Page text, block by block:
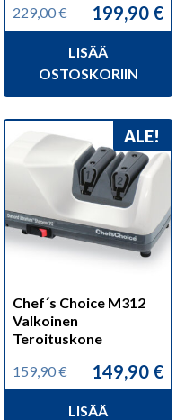
229,00€
Alkuperäinen
hinta
229,00 €.
199,90 €
Nykyinen
hinta
199,90 €.
LISÄÄ
OSTOSKORIIN
ALE!
Chef´s Choice M312
Valkoinen
Teroituskone
159,90€
Alkuperäinen
hinta
149,90 €
Nykyinen
hinta
LISÄÄ